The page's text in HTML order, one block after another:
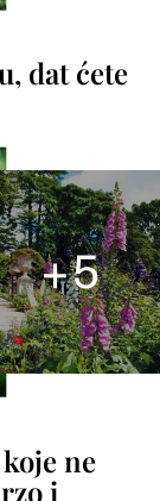
dat ćete
+5
ne
i